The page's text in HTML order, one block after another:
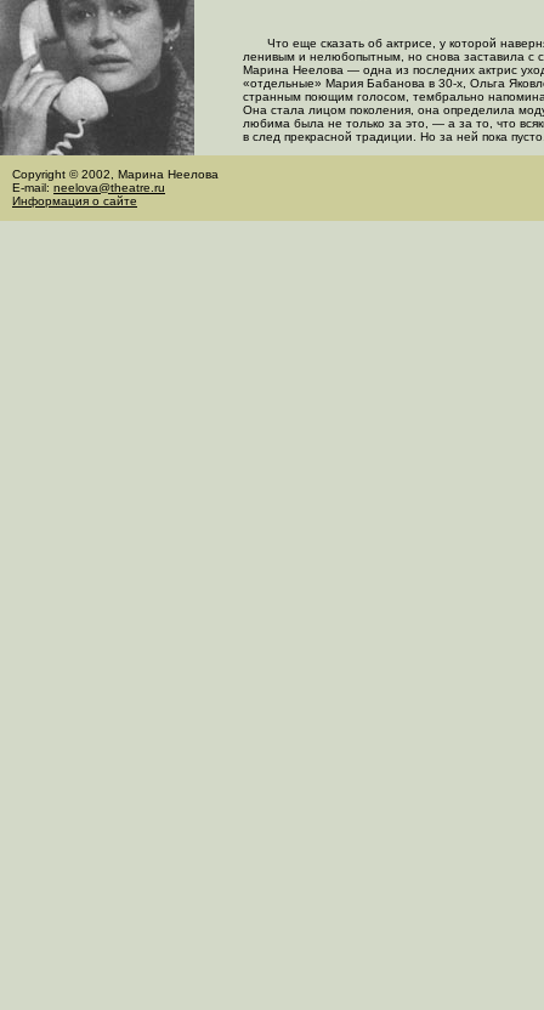
Что еще сказать об актрисе, у которой
ленивым и нелюбопытным, но снова заставила с
Марина Неелова — одна из последних актрис
«отдельные» Мария Бабанова в 30-х, Ольга
странным поющим голосом, тембрально
Она стала лицом поколения, она определила
любима была не только за это, — а за то, что
в след прекрасной традиции. Но за ней пока
Copyright © 2002, Марина Неелова
E-mail: neelova@theatre.ru
Информация о сайте